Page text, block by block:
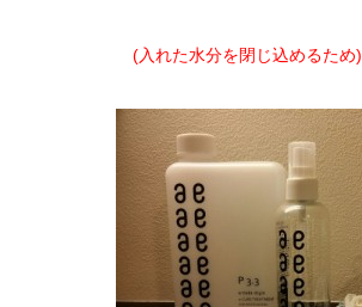
(入れた水分を閉じ込めるため)